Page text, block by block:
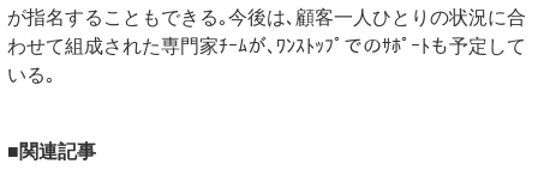
が指名することもできる｡今後は､顧客一人ひとりの状況に合
わせて組成された専門家ﾁｰﾑが､ﾜﾝｽﾄｯﾌﾟでのｻﾎﾟｰﾄも予定して
いる｡
■関連記事